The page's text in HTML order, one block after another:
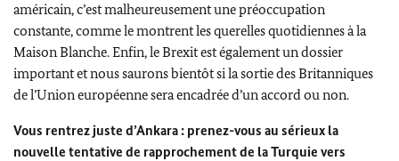
américain, c’est malheureusement une préoccupation
constante, comme le montrent les querelles quotidiennes à la
Maison Blanche. Enfin, le Brexit est également un dossier
important et nous saurons bientôt si la sortie des Britanniques
de l’Union européenne sera encadrée d’un accord ou non.
Vous rentrez juste d’Ankara : prenez-vous au sérieux la
nouvelle tentative de rapprochement de la Turquie vers